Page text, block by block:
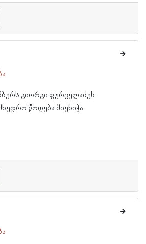
გიორგი ფურცელაძეს
წოდება მიენიჭა.